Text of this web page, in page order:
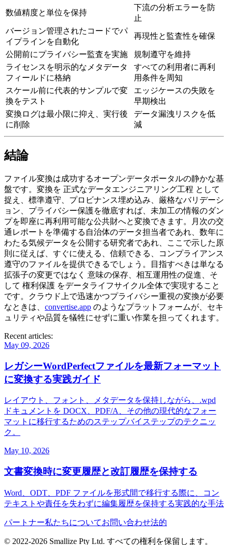
数値精度と単位を保持
下流の分析エラーを防
止
バージョン管理されたコードでパ
イプラインを自動化
再現性と監査性を確保
公開前にプライバシー監査を実施
規制遵守を維持
ライセンスを明示的なメタデータ
フィールドに格納
すべての利用者に再利
用条件を周知
スケール前に代表的サンプルで変
換をテスト
エッジケースの失敗を
早期検出
変換ログは最小限に抑え、実行後
に削除
データ漏洩リスクを低
減
結論
ファイル変換は成功するオープンデータポータルの静かな基
盤です。変換を 正式なデータエンジニアリング工程 として
捉え、標準遵守、プロビナンス埋め込み、厳格なバリデーシ
ョン、プライバシー保護を徹底すれば、未加工の情報のダン
プを即座に再利用可能な公共財へと変換できます。月次の交
通レポートを準備する自治体のデータ担当者であれ、数年に
わたる気候データを公開する研究者であれ、ここで示した原
則に従えば、すぐに使える、信頼できる、コンプライアンス
遵守のファイルを提供できるでしょう。目指すべきは単なる
拡張子の変更ではなく 意味の保存 相互運用性の促進 、そ
して 権利保護 をデータライフサイクル全体で実現すること
です。クラウド上で迅速かつプライバシー重視の変換が必要
なときは、 convertise.app のようなプラットフォームが、セキ
ュリティや品質を犠牲にせずに重い作業を担ってくれます。
Recent articles:
May 09, 2026
レガシーWordPerfectファイルを最新フォーマット
に変換する実践ガイド
レイアウト、フォント、メタデータを保持しながら、.wpd
ドキュメントを DOCX、PDF/A、その他の現代的なフォー
マットに移行するためのステップバイステップのテクニッ
ク。
May 10, 2026
文書変換時に変更履歴と改訂履歴を保持する
Word、ODT、PDF ファイルを形式間で移行する際に、コン
テキストや責任を失わずに編集履歴を保持する実践的な手法
パートナー私たちについてお問い合わせ法的
© 2022-2026 Smallize Pty Ltd. すべての権利を保留します。